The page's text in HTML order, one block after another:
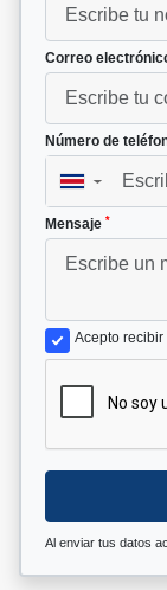
Correo
Número de
▼
Mensaje *
Acepto
Al enviar tus datos